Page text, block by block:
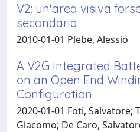
V2: un'area visiva
secondaria
2010-01-01 Plebe, Alessio
A V2G Integrated
on an Open End
Configuration
2020-01-01 Foti, Salvatore;
Giacomo; De Caro,